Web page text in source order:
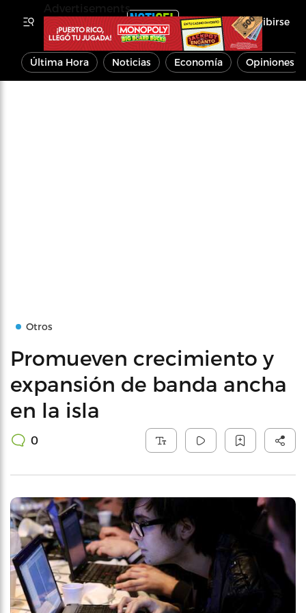
Inscribirse
Última Hora Noticias Economía Opiniones
Otros
Promueven crecimiento y
expansión de banda ancha
en la isla
0
Advertisements